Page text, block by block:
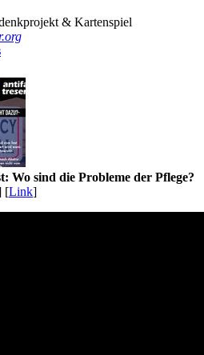
& Kartenspiel
Wo sind die Probleme der Pflege?
[Link]